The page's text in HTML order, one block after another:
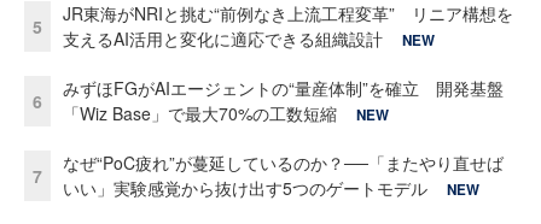
5
JR東海がNRIと挑む“前例なき上流工程変革” リニア構想を
支えるAI活用と変化に適応できる組織設計
NEW
6
みずほFGがAIエージェントの“量産体制”を確立 開発基盤
「Wiz Base」で最大70%の工数短縮
NEW
7
なぜ“PoC疲れ”が蔓延しているのか？──「またやり直せば
いい」実験感覚から抜け出す5つのゲートモデル
NEW